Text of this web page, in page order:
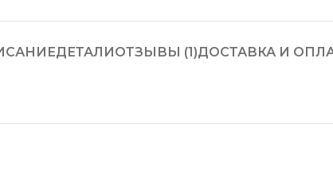
ДЕТАЛИОТЗЫВЫ (1)ДОСТАВКА И